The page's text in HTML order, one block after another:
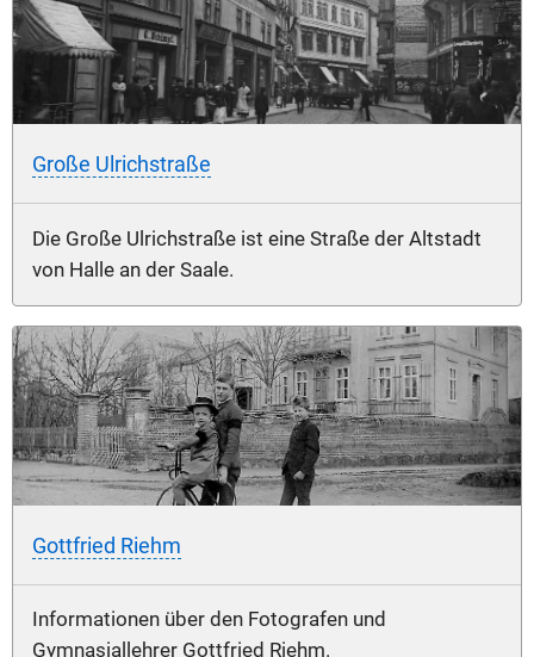
Große Ulrichstraße
Die Große Ulrichstraße ist eine Straße der Altstadt
von Halle an der Saale.
Gottfried Riehm
Informationen über den Fotografen und
Gymnasiallehrer Gottfried Riehm.